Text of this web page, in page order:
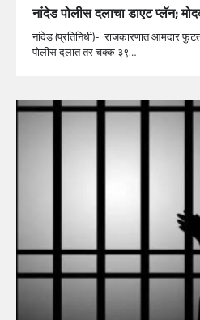
नांदेड पोलीस दलाचा डाएट प्लॅन;
नांदेड (प्रतिनिधी)- राजकारणात आमदार
पोलीस दलात तर चक्क ३९…